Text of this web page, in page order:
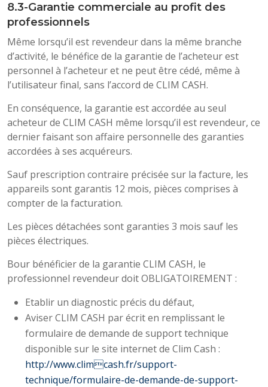
8.3-Garantie commerciale au profit des
professionnels
Même lorsqu’il est revendeur dans la même branche
d’activité, le bénéfice de la garantie de l’acheteur est
personnel à l’acheteur et ne peut être cédé, même à
l’utilisateur final, sans l’accord de CLIM CASH.
En conséquence, la garantie est accordée au seul
acheteur de CLIM CASH même lorsqu’il est revendeur, ce
dernier faisant son affaire personnelle des garanties
accordées à ses acquéreurs.
Sauf prescription contraire précisée sur la facture, les
appareils sont garantis 12 mois, pièces comprises à
compter de la facturation.
Les pièces détachées sont garanties 3 mois sauf les
pièces électriques.
Bour bénéficier de la garantie CLIM CASH, le
professionnel revendeur doit OBLIGATOIREMENT :
Etablir un diagnostic précis du défaut,
Aviser CLIM CASH par écrit en remplissant le
formulaire de demande de support technique
disponible sur le site internet de Clim Cash :
http://www.climcash.fr/support-
technique/formulaire-de-demande-de-support-